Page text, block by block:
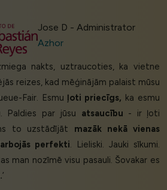
Jose D - Administrator
Azhor
nakts, uztraucoties, ka vietne
reizes, kad mēģinājām palaist mūsu
Fair. Esmu ļoti priecīgs, ka esmu
Paldies par jūsu atsaucību - ir ļoti
to uzstādījāt mazāk nekā vienas
perfekti. Lieliski. Jauki sīkumi.
man nozīmē visu pasauli. Šovakar es
’